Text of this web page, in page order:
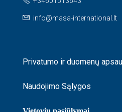
info@masa-international.lt
Privatumo ir duomenų
Naudojimo Sąlygos